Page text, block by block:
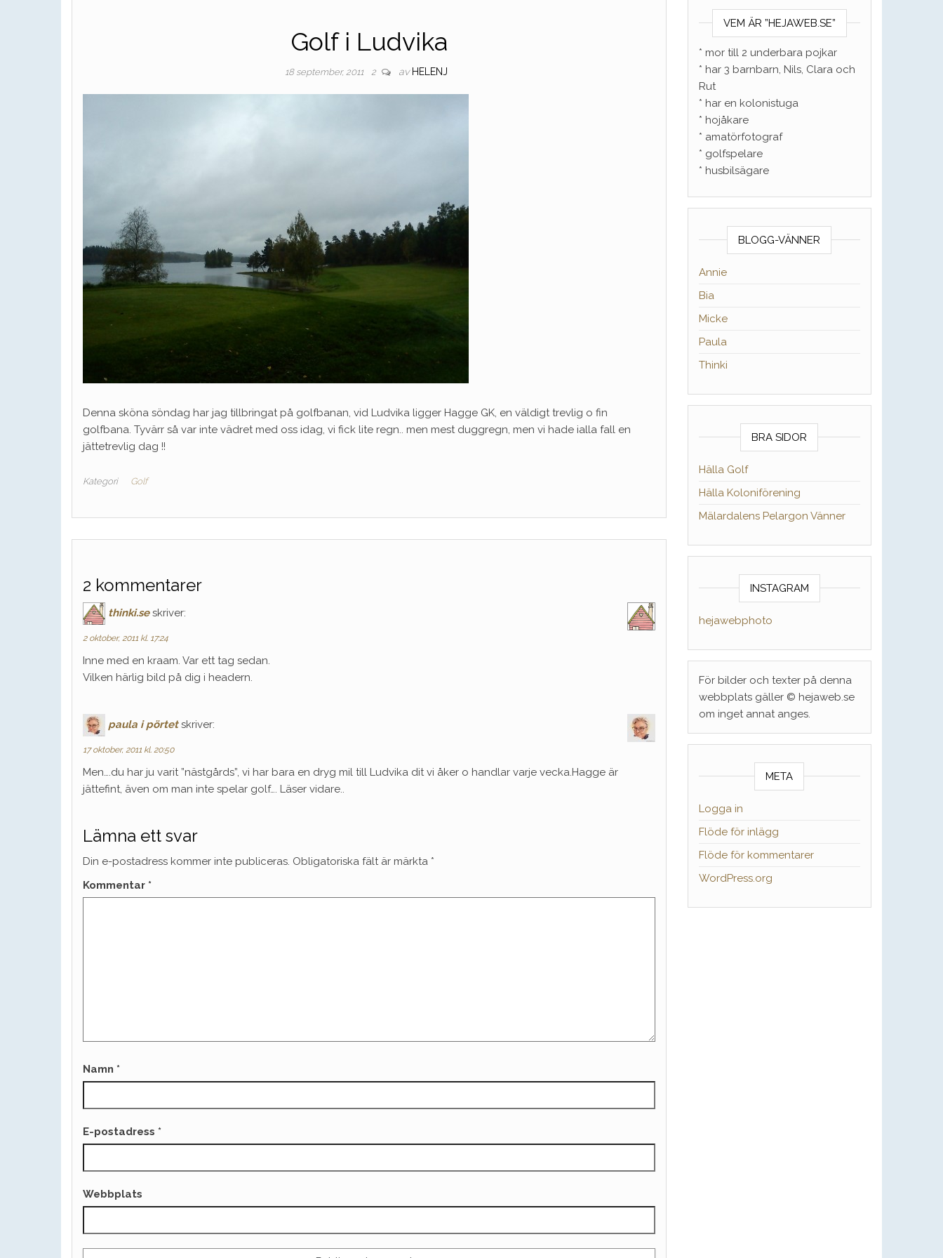
Golf i Ludvika
18 september, 2011 2 av HELENJ
Denna sköna söndag har jag tillbringat på golfbanan, vid Ludvika ligger Hagge GK, en väldigt trevlig o fin
golfbana. Tyvärr så var inte vädret med oss idag, vi fick lite regn.. men mest duggregn, men vi hade ialla fall en
jättetrevlig dag !!
Kategori Golf
2 kommentarer
thinki.se skriver:
2 oktober, 2011 kl. 17:24
Inne med en kraam. Var ett tag sedan.
Vilken härlig bild på dig i headern.
paula i pörtet skriver:
17 oktober, 2011 kl. 20:50
Men….du har ju varit ”nästgårds”, vi har bara en dryg mil till Ludvika dit vi åker o handlar varje vecka.Hagge är
jättefint, även om man inte spelar golf…. Läser vidare..
Lämna ett svar
Din e-postadress kommer inte publiceras. Obligatoriska fält är märkta *
Kommentar *
Namn *
E-postadress *
Webbplats
VEM ÄR ”HEJAWEB.SE”
* mor till 2 underbara pojkar
* har 3 barnbarn, Nils, Clara och
Rut
* har en kolonistuga
* hojåkare
* amatörfotograf
* golfspelare
* husbilsägare
BLOGG-VÄNNER
Annie
Bia
Micke
Paula
Thinki
BRA SIDOR
Hälla Golf
Hälla Koloniförening
Mälardalens Pelargon Vänner
INSTAGRAM
hejawebphoto
För bilder och texter på denna
webbplats gäller © hejaweb.se
om inget annat anges.
META
Logga in
Flöde för inlägg
Flöde för kommentarer
WordPress.org